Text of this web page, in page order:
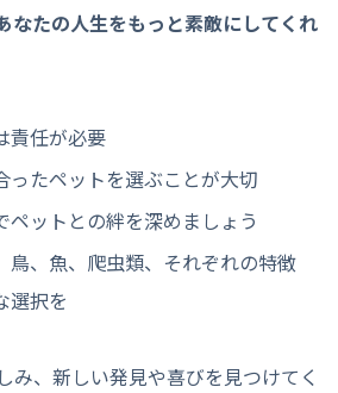
なたの人生をもっと素敵にしてくれ
責任が必要
ったペットを選ぶことが大切
ペットとの絆を深めましょう
鳥、魚、爬虫類、それぞれの特徴
選択を
み、新しい発見や喜びを見つけてく